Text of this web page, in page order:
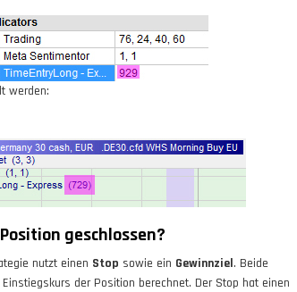
werden:
geschlossen?
nutzt einen Stop sowie ein Gewinnziel. Beide
der Position berechnet. Der Stop hat einen